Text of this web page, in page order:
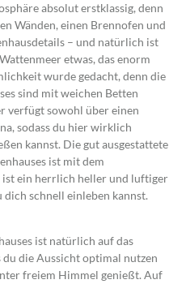
absolut erstklassig, denn
Wänden, einen Brennofen und
– und natürlich ist
etwas, das enorm
wurde gedacht, denn die
sind mit weichen Betten
verfügt sowohl über einen
sodass du hier wirklich
kannst. Die gut ausgestattete
ist mit dem
ein herrlich heller und luftiger
schnell einleben kannst.
ist natürlich auf das
die Aussicht optimal nutzen
freiem Himmel genießt. Auf